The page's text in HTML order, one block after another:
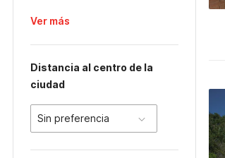
Ver más
Distancia al centro de la
ciudad
Sin preferencia